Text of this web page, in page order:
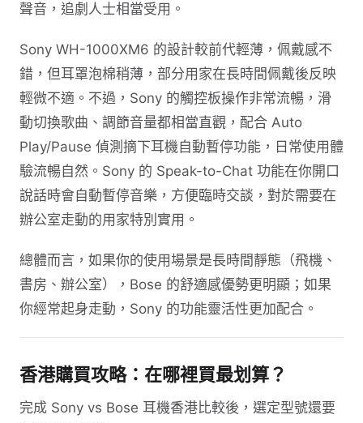
聲音，追劇人士相當受用。
Sony WH-1000XM6 的設計較前代輕薄，佩戴感不
錯，但耳罩泡棉稍薄，部分用家在長時間佩戴後反映
輕微不適。不過，Sony 的觸控板操作非常流暢，滑
動切換歌曲、調節音量都相當直觀，配合 Auto
Play/Pause 偵測摘下耳機自動暫停功能，日常使用體
驗流暢自然。Sony 的 Speak-to-Chat 功能在你開口
說話時會自動暫停音樂，方便臨時交談，對於需要在
辦公室走動的用家特別實用。
總體而言，如果你的使用場景是長時間靜態（飛機、
書房、辦公室），Bose 的舒適感優勢更明顯；如果
你經常起身走動，Sony 的功能靈活性更加配合。
香港購買攻略：在哪裡買最划算？
完成 Sony vs Bose 耳機香港比較後，選定型號還要